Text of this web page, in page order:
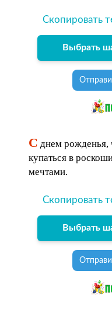
Скопировать
Выбрать
С днем
купаться в
мечтами.
Скопировать
Выбрать